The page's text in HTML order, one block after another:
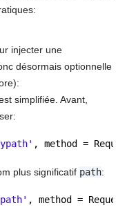
injecter une
désormais optionnelle
simplifiée. Avant,
, method =
plus significatif path:
, method =